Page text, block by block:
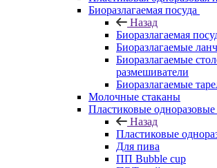
Биоразлагаемая посуда
Назад
Биоразлагаемая
Биоразлагаемые
Биоразлагаемые
размешиватели
Биоразлагаемые
Молочные стаканы
Пластиковые
Назад
Пластиковые
Для пива
ПП Bubble cup